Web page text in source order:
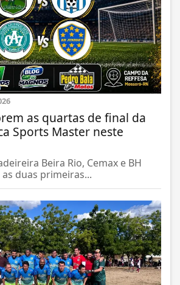
as quartas de final da
Sports Master neste
Beira Rio, Cemax e BH
as duas primeiras...